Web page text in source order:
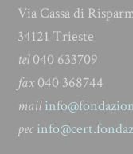
Via Cassa di
34121 Trieste
tel040 633709
fax040 368744
mail
pec